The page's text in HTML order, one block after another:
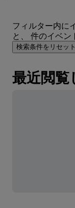
フィルター内に
と、 件のイベン
検索条件をリセット
最近閲覧